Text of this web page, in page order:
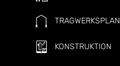
KONSTRUKTION